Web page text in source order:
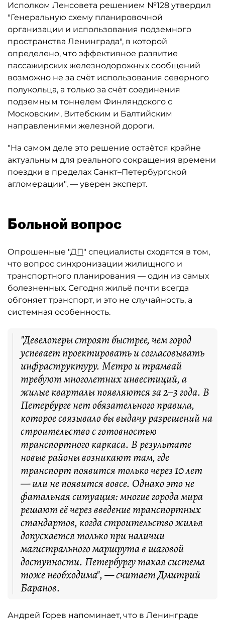
Исполком Ленсовета решением №128 утвердил
"Генеральную схему планировочной
организации и использования подземного
пространства Ленинграда", в которой
определено, что эффективное развитие
пассажирских железнодорожных сообщений
возможно не за счёт использования северного
полукольца, а только за счёт соединения
подземным тоннелем Финляндского с
Московским, Витебским и Балтийским
направлениями железной дороги.
"На самом деле это решение остаётся крайне
актуальным для реального сокращения времени
поездки в пределах Санкт–Петербургской
агломерации", — уверен эксперт.
Больной вопрос
Опрошенные "ДП" специалисты сходятся в том,
что вопрос синхронизации жилищного и
транспортного планирования — один из самых
болезненных. Сегодня жильё почти всегда
обгоняет транспорт, и это не случайность, а
системная особенность.
"Девелоперы строят быстрее, чем город
успевает проектировать и согласовывать
инфраструктуру. Метро и трамвай
требуют многолетних инвестиций, а
жилые кварталы появляются за 2–3 года. В
Петербурге нет обязательного правила,
которое связывало бы выдачу разрешений на
строительство с готовностью
транспортного каркаса. В результате
новые районы возникают там, где
транспорт появится только через 10 лет
— или не появится вовсе. Однако это не
фатальная ситуация: многие города мира
решают её через введение транспортных
стандартов, когда строительство жилья
допускается только при наличии
магистрального маршрута в шаговой
доступности. Петербургу такая система
тоже необходима", — считает Дмитрий
Баранов.
Андрей Горев напоминает, что в Ленинграде